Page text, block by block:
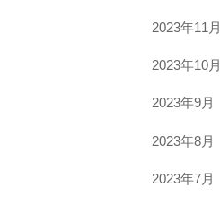
2023年11月
2023年10月
2023年9月
2023年8月
2023年7月